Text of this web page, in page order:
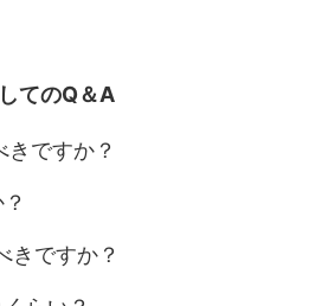
てのQ＆A
ですか？
きですか？